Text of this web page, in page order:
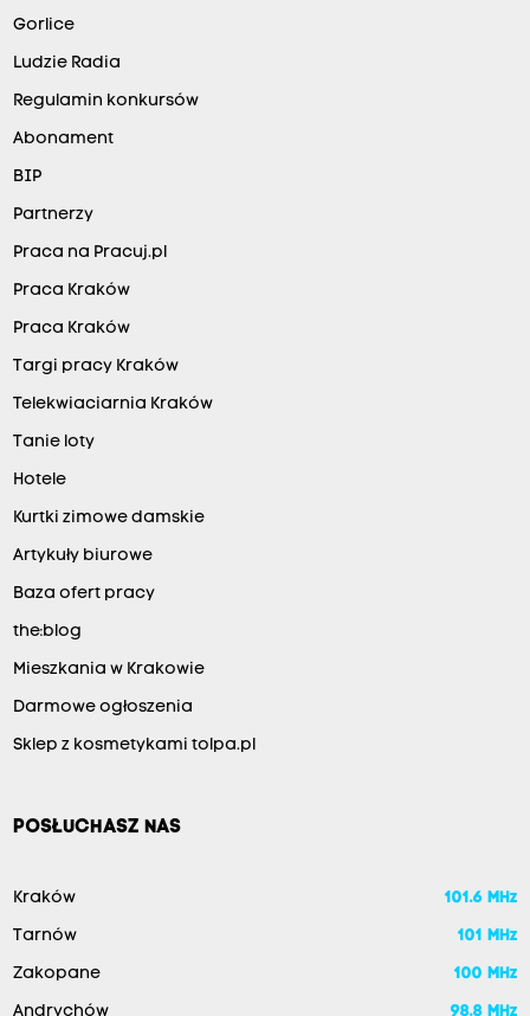
Gorlice
Ludzie Radia
Regulamin konkursów
Abonament
BIP
Partnerzy
Praca na Pracuj.pl
Praca Kraków
Praca Kraków
Targi pracy Kraków
Telekwiaciarnia Kraków
Tanie loty
Hotele
Kurtki zimowe damskie
Artykuły biurowe
Baza ofert pracy
the:blog
Mieszkania w Krakowie
Darmowe ogłoszenia
Sklep z kosmetykami tolpa.pl
POSŁUCHASZ NAS
Kraków 101.6 MHz
Tarnów 101 MHz
Zakopane 100 MHz
Andrychów 98.8 MHz